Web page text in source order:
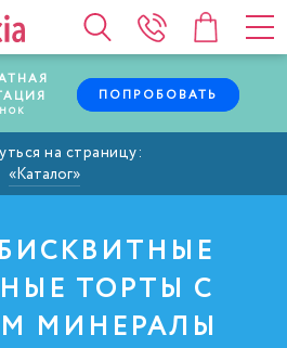
ПОПРОБОВАТЬ
Каталог
ТОРТЫ С
МИНЕРАЛЫ